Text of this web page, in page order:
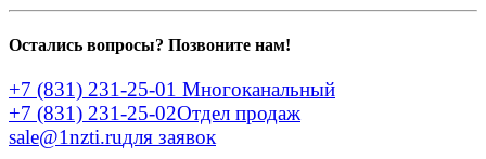
Остались вопросы? Позвоните нам!
+7 (831) 231-25-01 Многоканальный
+7 (831) 231-25-02Отдел продаж
sale@1nzti.ruдля заявок